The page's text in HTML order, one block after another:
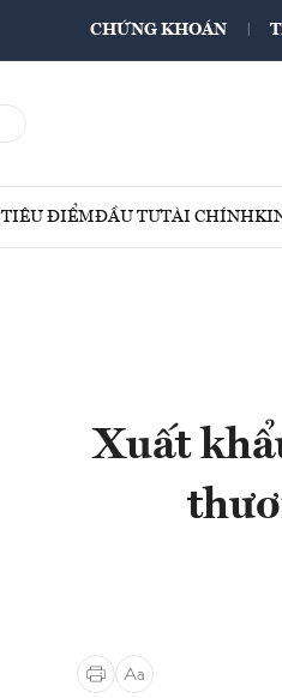
CHỨNG KHOÁN
TIÊU ĐIỂMĐẦU TƯTÀI CHÍNH
Xuất